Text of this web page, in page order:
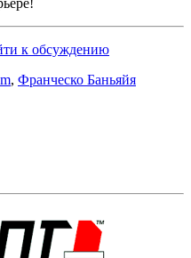
к обсуждению
, Франческо Баньяйя